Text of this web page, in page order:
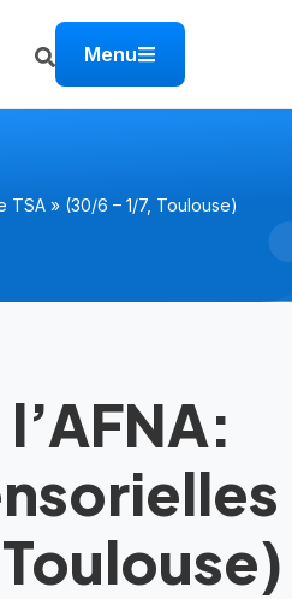
Menu
TSA » (30/6 – 1/7, Toulouse)